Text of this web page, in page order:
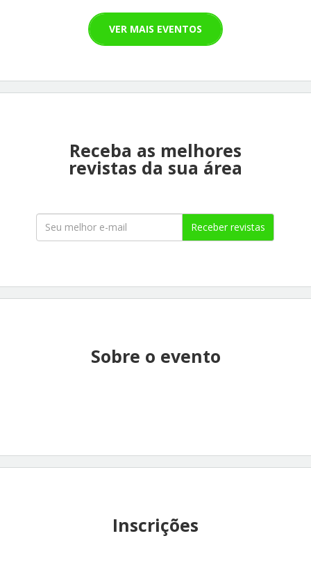
VER MAIS EVENTOS
Receba as melhores
revistas da sua área
Receber revistas
Sobre o evento
Inscrições